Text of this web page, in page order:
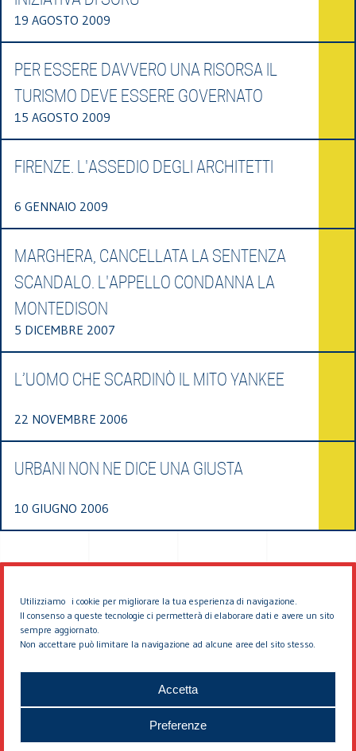
Utilizziamo i cookie per migliorare la tua esperienza di navigazione.
Il consenso a queste tecnologie ci permetterà di elaborare dati e avere un sito
sempre aggiornato.
Non accettare può limitare la navigazione ad alcune aree del sito stesso.
Accetta
Preferenze
19 AGOSTO 2009
PER ESSERE DAVVERO UNA RISORSA IL
TURISMO DEVE ESSERE GOVERNATO
15 AGOSTO 2009
FIRENZE. L'ASSEDIO DEGLI ARCHITETTI
6 GENNAIO 2009
MARGHERA, CANCELLATA LA SENTENZA
SCANDALO. L'APPELLO CONDANNA LA
MONTEDISON
5 DICEMBRE 2007
L’UOMO CHE SCARDINÒ IL MITO YANKEE
22 NOVEMBRE 2006
URBANI NON NE DICE UNA GIUSTA
10 GIUGNO 2006
© 2026 EDDYBURG